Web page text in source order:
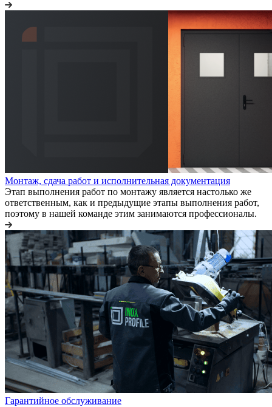
Монтаж, сдача работ и исполнительная документация
Этап выполнения работ по монтажу является настолько же
ответственным, как и предыдущие этапы выполнения работ,
поэтому в нашей команде этим занимаются профессионалы.
Гарантийное обслуживание